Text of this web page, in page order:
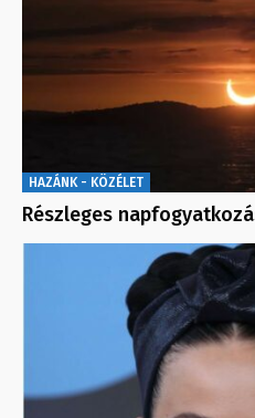
HAZÁNK - KÖZÉLET
Részleges